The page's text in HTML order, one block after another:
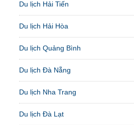
Du lịch Hải Tiến
Du lịch Hải Hòa
Du lịch Quảng Bình
Du lịch Đà Nẵng
Du lịch Nha Trang
Du lịch Đà Lạt